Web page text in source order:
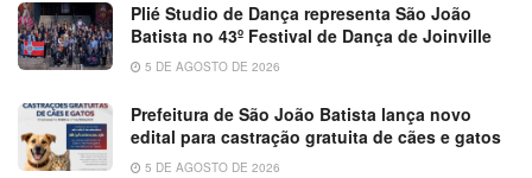
Plié Studio de Dança representa São João
Batista no 43º Festival de Dança de Joinville
5 DE AGOSTO DE 2026
Prefeitura de São João Batista lança novo
edital para castração gratuita de cães e gatos
5 DE AGOSTO DE 2026